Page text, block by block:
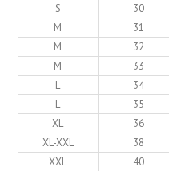
S
30
M
31
M
32
M
33
L
34
L
35
XL
36
XL-XXL
38
XXL
40